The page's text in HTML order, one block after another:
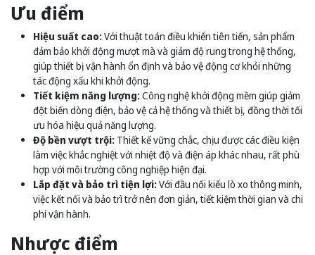
Ưu điểm
Hiệu suất cao:Với thuật toán điều khiển tiên tiến, sản phẩm
đảm bảo khởi động mượt mà và giảm độ rung trong hệ thống,
giúp thiết bị vận hành ổn định và bảo vệ động cơ khỏi những
tác động xấu khi khởi động.
Tiết kiệm năng lượng:Công nghệ khởi động mềm giúp giảm
đột biến dòng điện, bảo vệ cả hệ thống và thiết bị, đồng thời tối
ưu hóa hiệu quả năng lượng.
Độ bền vượt trội: Thiết kế vững chắc, chịu được các điều kiện
làm việc khắc nghiệt với nhiệt độ và điện áp khác nhau, rất phù
hợp với môi trường công nghiệp hiện đại.
Lắp đặt và bảo trì tiện lợi:Với đầu nối kiểu lò xo thông minh,
việc kết nối và bảo trì trở nên đơn giản, tiết kiệm thời gian và chi
phí vận hành.
Nhược điểm